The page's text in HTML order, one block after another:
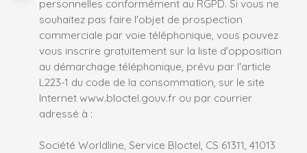
personnelles conformément au RGPD. Si vous ne
souhaitez pas faire l'objet de prospection
commerciale par voie téléphonique, vous pouvez
vous inscrire gratuitement sur la liste d'opposition
au démarchage téléphonique, prévu par l'article
L223-1 du code de la consommation, sur le site
Internet www.bloctel.gouv.fr ou par courrier
adressé à :
Société Worldline, Service Bloctel, CS 61311, 41013